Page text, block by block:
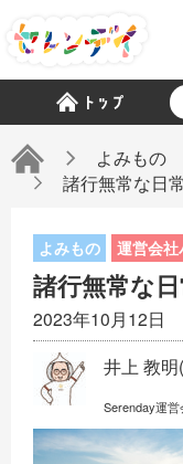
よみもの
諸行無常な日
諸行無常な
2023年10月12日
よみもの 運営会
井上 教
Serenday運営
「セレンデイ」に
スポンサー